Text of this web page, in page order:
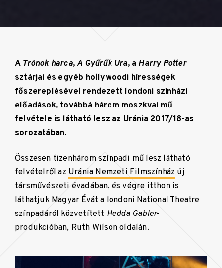
A Trónok harca,A Gyűrűk Ura, a Harry Potter
sztárjai és egyéb hollywoodi hírességek
főszereplésével rendezett londoni színházi
előadások, továbbá három moszkvai mű
felvétele is látható lesz az Uránia 2017/18-as
sorozatában.
Összesen tizenhárom színpadi mű lesz látható
felvételről az Uránia Nemzeti Filmszínház új
társművészeti évadában, és végre itthon is
láthatjuk Magyar Évát a londoni National Theatre
színpadáról közvetített Hedda Gabler-
produkcióban, Ruth Wilson oldalán.